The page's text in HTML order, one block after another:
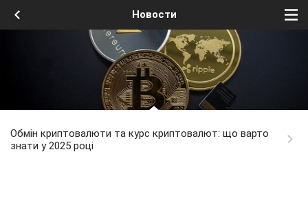
Новости
Обмін криптовалюти та курс криптовалют: що варто
знати у 2025 році